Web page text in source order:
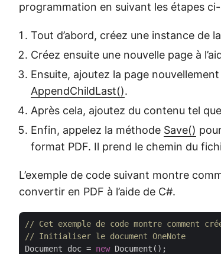
programmation en suivant les étapes
Tout d’abord, créez une instance de
Créez ensuite une nouvelle page à
Ensuite, ajoutez la page
AppendChildLast().
Après cela, ajoutez du contenu tel
Enfin, appelez la méthode Save()
format PDF. Il prend le chemin du
L’exemple de code suivant montre
convertir en PDF à l’aide de C#.
// Cet exemple de code montre comment
// Initialiser le document OneNote
Document doc = new Document();